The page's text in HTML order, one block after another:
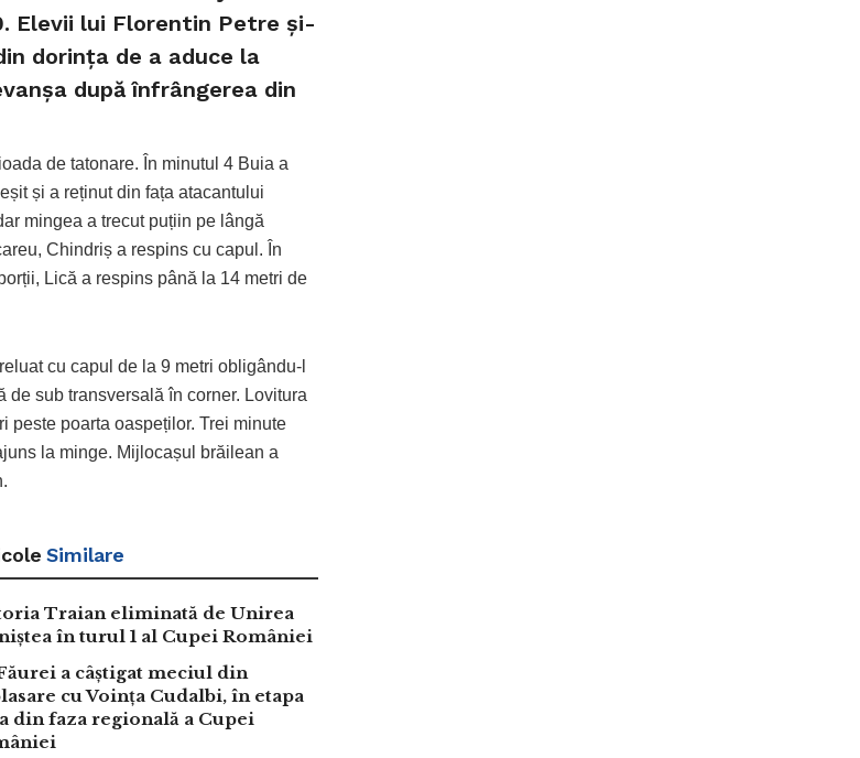
Elevii lui Florentin Petre și-
dorința de a aduce la
după înfrângerea din
de tatonare. În minutul 4 Buia a
și a reținut din fața atacantului
mingea a trecut puțiin pe lângă
Chindriș a respins cu capul. În
Lică a respins până la 14 metri de
cu capul de la 9 metri obligându-l
sub transversală în corner. Lovitura
peste poarta oaspeților. Trei minute
la minge. Mijlocașul brăilean a
Similare
Traian eliminată de Unirea
în turul 1 al Cupei României
a câștigat meciul din
cu Voința Cudalbi, în etapa
din faza regională a Cupei